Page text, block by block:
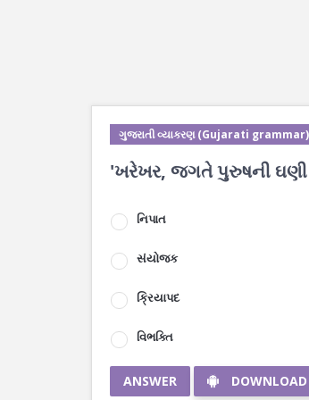
ગુજરાતી વ્યાકરણ (Gujarati grammar)
'ખરેખર, જગતે પુરુષની ઘણી
નિપાત
સંયોજક
ક્રિયાપદ
વિભક્તિ
ANSWER